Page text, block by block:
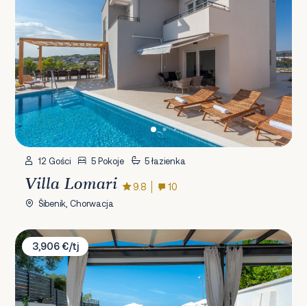
12 Gości 5 Pokoje 5 łazienka
Villa Lomari 9.8 10
Šibenik, Chorwacja
Villa Felicita
3,906 €/tj